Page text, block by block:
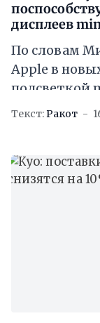
дисплеев
По словам
Apple в
подсветкой
Текст:Ракот